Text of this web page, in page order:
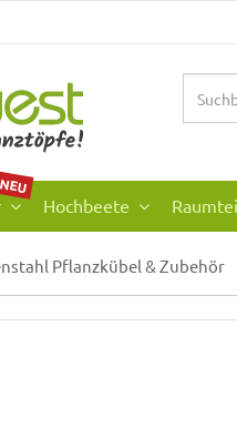
NEU
Hochbeete
Pflanzkübel & Zubehör